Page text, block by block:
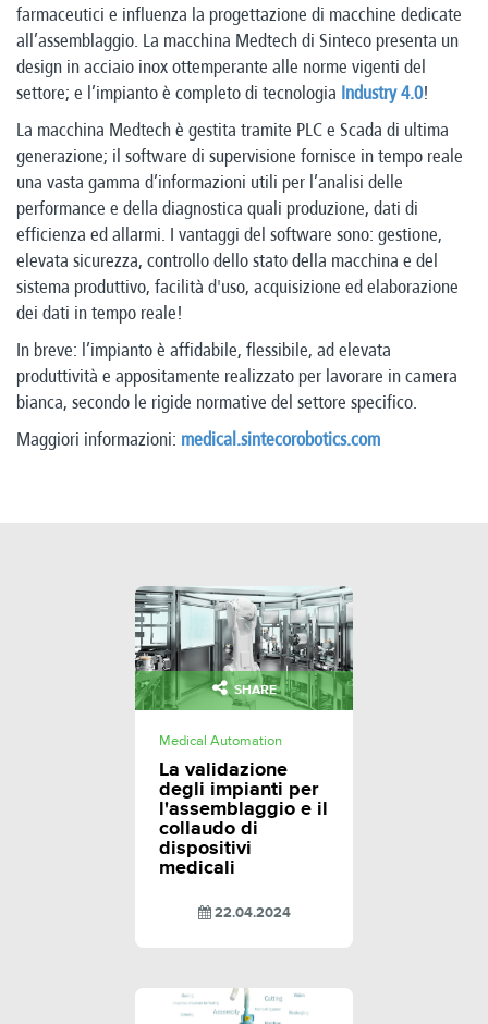
farmaceutici e influenza la progettazione di macchine dedicate
all’assemblaggio. La macchina Medtech di Sinteco presenta un
design in acciaio inox ottemperante alle norme vigenti del
settore; e l’impianto è completo di tecnologia Industry 4.0!
La macchina Medtech è gestita tramite PLC e Scada di ultima
generazione; il software di supervisione fornisce in tempo reale
una vasta gamma d’informazioni utili per l’analisi delle
performance e della diagnostica quali produzione, dati di
efficienza ed allarmi. I vantaggi del software sono: gestione,
elevata sicurezza, controllo dello stato della macchina e del
sistema produttivo, facilità d'uso, acquisizione ed elaborazione
dei dati in tempo reale!
In breve: l’impianto è affidabile, flessibile, ad elevata
produttività e appositamente realizzato per lavorare in camera
bianca, secondo le rigide normative del settore specifico.
Maggiori informazioni: medical.sintecorobotics.com
SHARE
Medical Automation
La validazione
degli impianti per
l'assemblaggio e il
collaudo di
dispositivi
medicali
22.04.2024